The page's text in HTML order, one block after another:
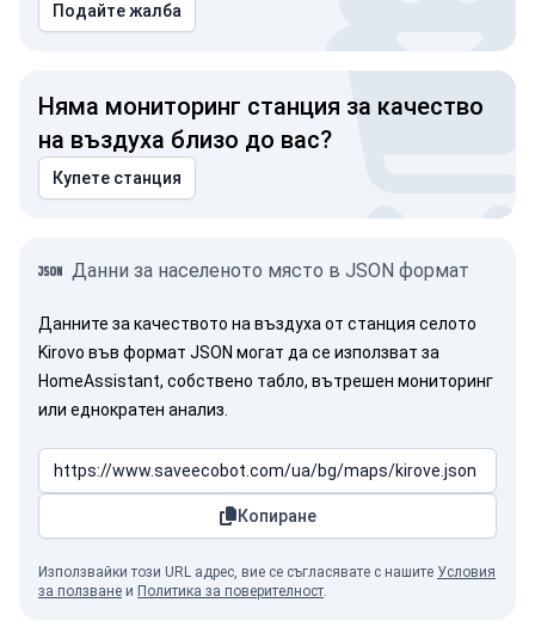
Подайте жалба
Няма мониторинг станция за качество
на въздуха близо до вас?
Купете станция
Данни за населеното място в JSON формат
Данните за качеството на въздуха от станция селото
Kirovo във формат JSON могат да се използват за
HomeAssistant, собствено табло, вътрешен мониторинг
или еднократен анализ.
Копиране
Използвайки този URL адрес, вие се съгласявате с нашите Условия
за ползване и Политика за поверителност.